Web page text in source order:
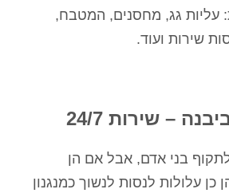
עליות גג, מחסנים, המטבח,
שירות ועוד.
– שירות 24/7
בני אדם, אבל אם הן
כן עלולות לנסות לנשוך כמנגנון